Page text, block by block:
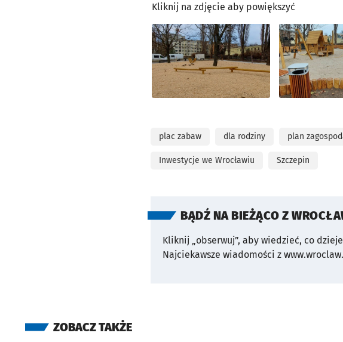
Kliknij na zdjęcie aby powiększyć
plac zabaw dla rodziny plan
Inwestycje we Wrocławiu Szczepin
BĄDŹ NA BIEŻĄCO Z
Kliknij „obserwuj”, aby wiedzieć, co
Najciekawsze wiadomości z
ZOBACZ TAKŻE